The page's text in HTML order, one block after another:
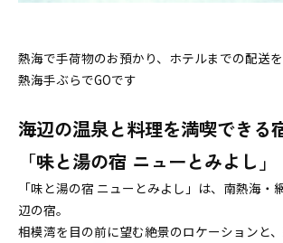
熱海で手荷物のお預かり、ホテルまでの配送を
熱海手ぶらでGOです
海辺の温泉と料理を満喫できる
「味と湯の宿 ニューとみよし」
「味と湯の宿 ニューとみよし」は、南熱海・
辺の宿。
相模湾を目の前に望む絶景のロケーションと